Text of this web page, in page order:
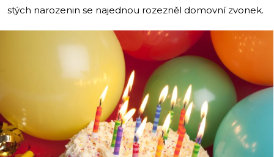
stých narozenin se najednou rozezněl domovní zvonek.